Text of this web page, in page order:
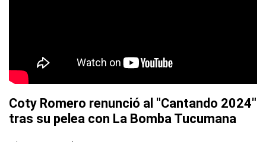
Coty Romero renunció al "Cantando 2024"
tras su pelea con La Bomba Tucumana